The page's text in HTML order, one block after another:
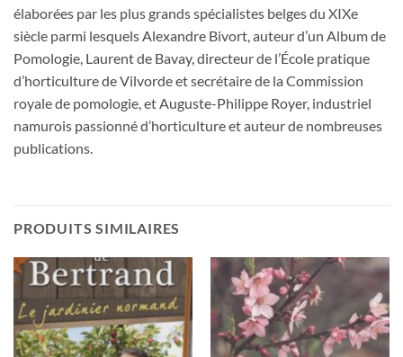
élaborées par les plus grands spécialistes belges du XIXe
siècle parmi lesquels Alexandre Bivort, auteur d’un Album de
Pomologie, Laurent de Bavay, directeur de l’École pratique
d’horticulture de Vilvorde et secrétaire de la Commission
royale de pomologie, et Auguste-Philippe Royer, industriel
namurois passionné d’horticulture et auteur de nombreuses
publications.
PRODUITS SIMILAIRES